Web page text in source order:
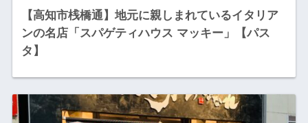
【高知市桟橋通】地元に親しまれているイタリア
ンの名店「スパゲティハウス マッキー」【パス
タ】